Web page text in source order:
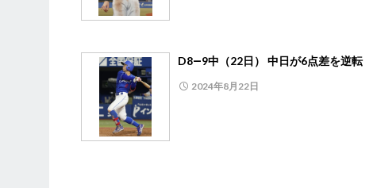
D8―9中（22日） 中日が6点差を逆転
2024年8月22日